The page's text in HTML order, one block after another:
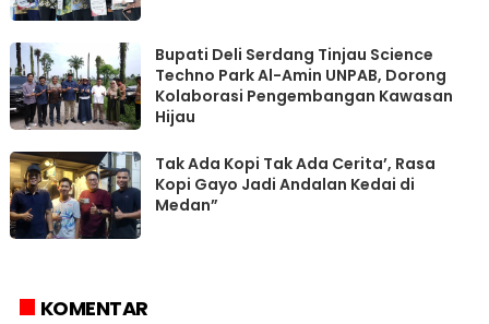
Bupati Deli Serdang Tinjau Science
Techno Park Al-Amin UNPAB, Dorong
Kolaborasi Pengembangan Kawasan
Hijau
Tak Ada Kopi Tak Ada Cerita’, Rasa
Kopi Gayo Jadi Andalan Kedai di
Medan”
KOMENTAR